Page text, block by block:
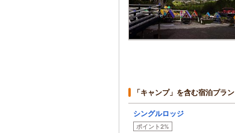
「キャンプ」を含む宿泊プラン
シングルロッジ
ポイント2%